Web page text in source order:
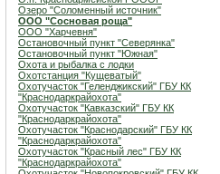
Озеро "Соломенный источник"
ООО "Сосновая роща"
ООО "Харчевня"
Остановочный пункт "Северянка"
Остановочный пункт "Южная"
Охота и рыбалка с лодки
Охотстанция "Кущеватый"
Охотучасток "Геленджикский" ГБУ КК
"Краснодаркрайохота"
Охотучасток "Кавказский" ГБУ КК
"Краснодаркрайохота"
Охотучасток "Краснодарский" ГБУ КК
"Краснодаркрайохота"
Охотучасток "Красный лес" ГБУ КК
"Краснодаркрайохота"